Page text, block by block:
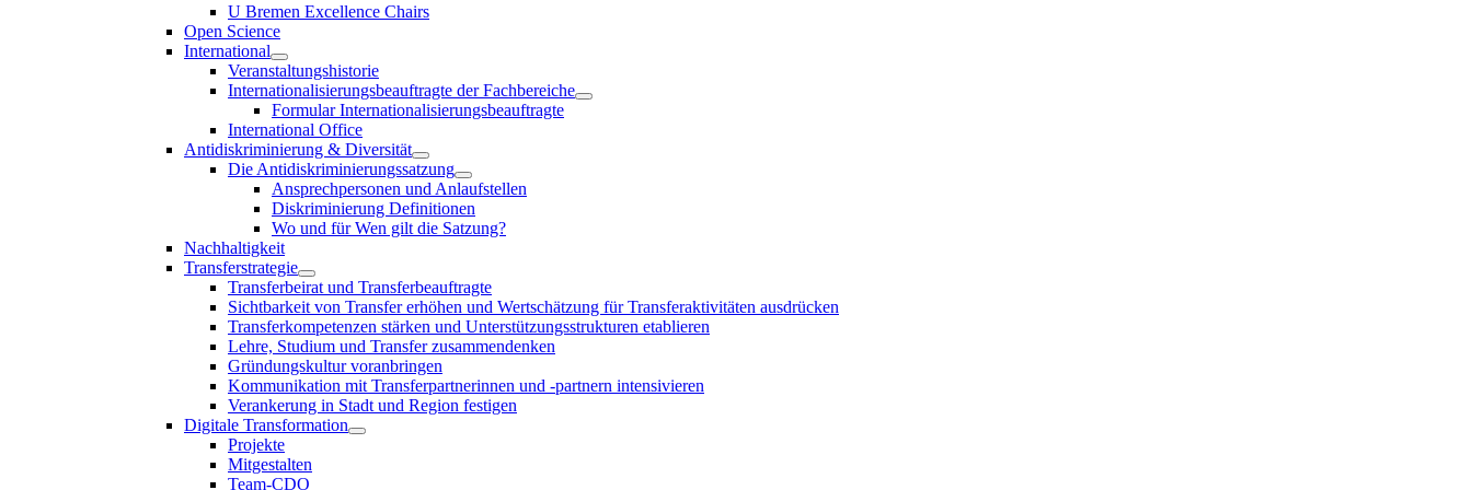
U Bremen Excellence Chairs
Open Science
International
Veranstaltungshistorie
Internationalisierungsbeauftragte der Fachbereiche
Formular Internationalisierungsbeauftragte
International Office
Antidiskriminierung & Diversität
Die Antidiskriminierungssatzung
Ansprechpersonen und Anlaufstellen
Diskriminierung Definitionen
Wo und für Wen gilt die Satzung?
Nachhaltigkeit
Transferstrategie
Transferbeirat und Transferbeauftragte
Sichtbarkeit von Transfer erhöhen und Wertschätzung für Transferaktivitäten ausdrücken
Transferkompetenzen stärken und Unterstützungsstrukturen etablieren
Lehre, Studium und Transfer zusammendenken
Gründungskultur voranbringen
Kommunikation mit Transferpartnerinnen und -partnern intensivieren
Verankerung in Stadt und Region festigen
Digitale Transformation
Projekte
Mitgestalten
Team-CDO